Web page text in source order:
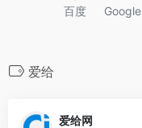
百度 Google
爱给
爱给网